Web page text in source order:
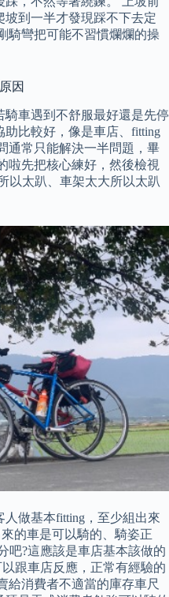
到一半才發現踩不下去定
騎彎把可能不習慣爛爛的操
因
騎車遇到不舒服最好還是先停
比較好，像是車店、fitting
通常只能解決一半問題，畢
啦先把核心練好，然後檢視
以太趴、車架太大所以太趴
做基本fitting，至少組出來
的車是可以騎的、騎姿正
吧?這應該是車店基本該做的
跟車店反應，正常有經驗的
給消費者不適當的庫存車尺